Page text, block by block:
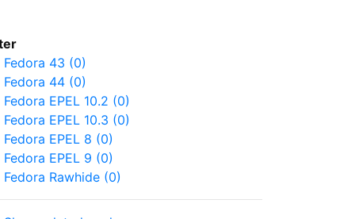
Fedora 43 (0)
Fedora 44 (0)
Fedora EPEL 10.2 (0)
Fedora EPEL 10.3 (0)
Fedora EPEL 8 (0)
Fedora EPEL 9 (0)
Fedora Rawhide (0)